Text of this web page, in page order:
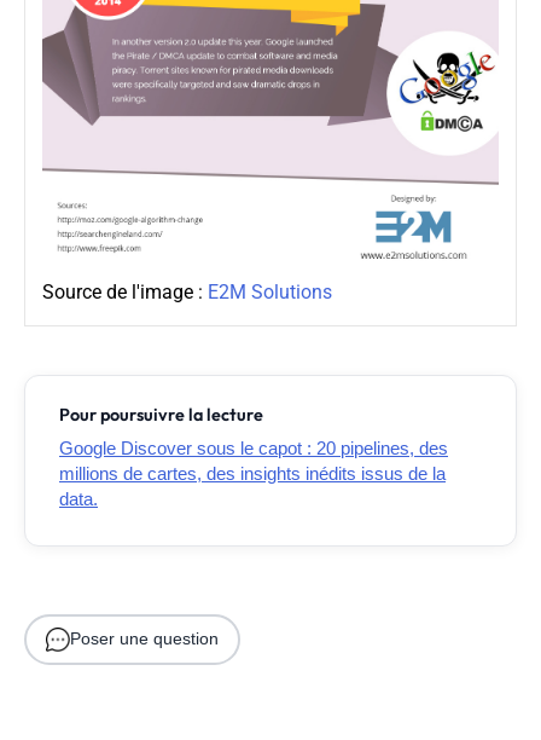
Source de l'image : E2M Solutions
Pour poursuivre la lecture
Google Discover sous le capot : 20 pipelines, des
millions de cartes, des insights inédits issus de la
data.
Poser une question